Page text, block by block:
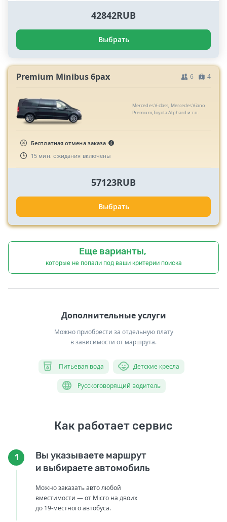
42842RUB
Выбрать
Premium Minibus 6pax 6 4
Mercedes V-class, Mercedes Viano
Premium,Toyota Alphard и т.п.
Бесплатная отмена заказа
15 мин. ожидания включены
57123RUB
Выбрать
Еще варианты,
которые не попали под ваши критерии поиска
Дополнительные услуги
Можно приобрести за отдельную плату
в зависимости от маршрута.
Питьевая вода Детские кресла
Русскоговорящий водитель
Как работает сервис
1
Вы указываете маршрут
и выбираете автомобиль
Можно заказать авто любой
вместимости — от Micro на двоих
до 19-местного автобуса.